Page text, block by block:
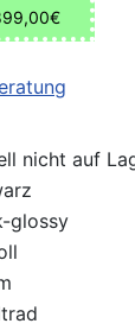
nicht auf
glossy